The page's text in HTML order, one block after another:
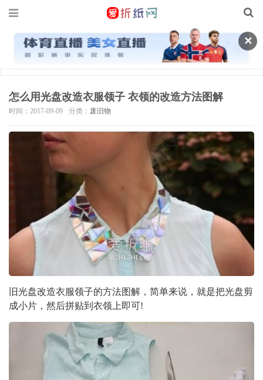
✕
怎么用光盘改造衣服领子 衣领的改造方法图解
时间：2017-09-09 分类： 废旧物
旧光盘改造衣服领子的方法图解，简单来说，就是把光盘剪
成小片，然后拼贴到衣领上即可!